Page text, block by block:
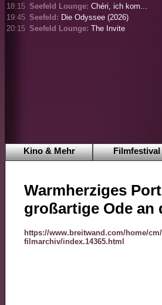
18:15 Seefeld Lounge: Chéri, ich kom...
19:45 Seefeld: Die Odyssee (2026)
20:15 Seefeld Lounge: The Invite
Kino & Mehr Filmfestival
Warmherziges
großartige Ode an
https://www.breitwand.com/home/
filmarchiv/index.14365.html